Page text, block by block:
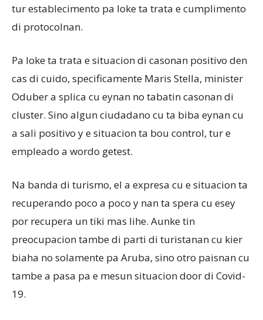
tur establecimento pa loke ta trata e cumplimento
di protocolnan.
Pa loke ta trata e situacion di casonan positivo den
cas di cuido, specificamente Maris Stella, minister
Oduber a splica cu eynan no tabatin casonan di
cluster. Sino algun ciudadano cu ta biba eynan cu
a sali positivo y e situacion ta bou control, tur e
empleado a wordo getest.
Na banda di turismo, el a expresa cu e situacion ta
recuperando poco a poco y nan ta spera cu esey
por recupera un tiki mas lihe. Aunke tin
preocupacion tambe di parti di turistanan cu kier
biaha no solamente pa Aruba, sino otro paisnan cu
tambe a pasa pa e mesun situacion door di Covid-
19.